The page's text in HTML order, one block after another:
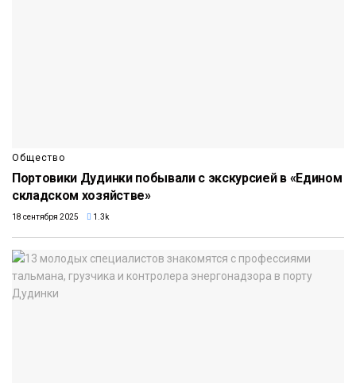
Общество
Портовики Дудинки побывали с экскурсией в «Едином
складском хозяйстве»
18 сентября 2025 1.3k